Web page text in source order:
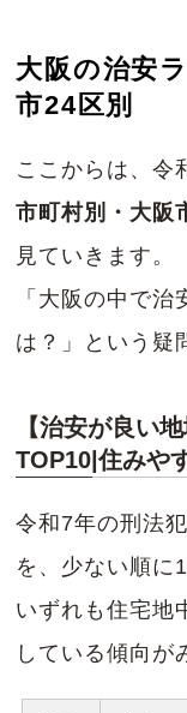
大阪の治安
市24区別
ここからは、令
市町村別・大阪
見ていきます。
「大阪の中で
は？」という疑
【治安が良い
TOP10|住みや
令和7年の刑法
を、少ない順に
いずれも住宅地
している傾向が